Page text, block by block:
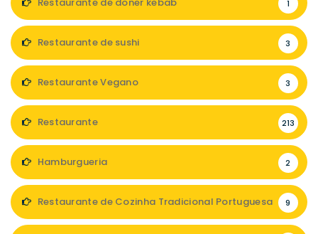
1
Restaurante de sushi 3
Restaurante Vegano 3
Restaurante 213
Hamburgueria 2
Restaurante de Cozinha Tradicional Portuguesa 9